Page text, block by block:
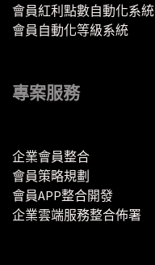
會員紅利點數自動化系統
會員自動化等級系統
專案服務
企業會員整合
會員策略規劃
會員APP整合開發
企業雲端服務整合佈署